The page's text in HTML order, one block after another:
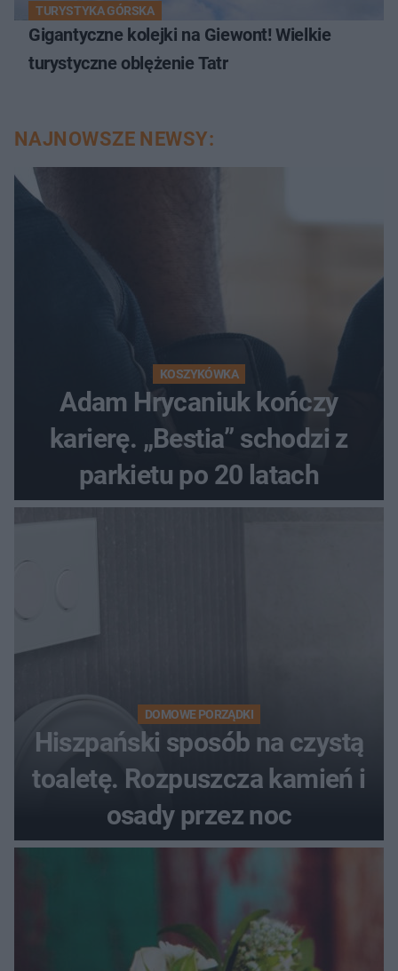
TURYSTYKA GÓRSKA
Gigantyczne kolejki na Giewont! Wielkie
turystyczne oblężenie Tatr
NAJNOWSZE NEWSY:
KOSZYKÓWKA
Adam Hrycaniuk kończy
karierę. „Bestia” schodzi z
parkietu po 20 latach
DOMOWE PORZĄDKI
Hiszpański sposób na czystą
toaletę. Rozpuszcza kamień i
osady przez noc